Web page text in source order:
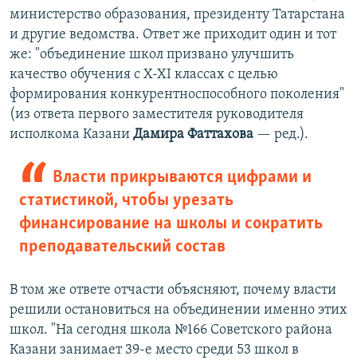
министерство образования, президенту Татарстана
и другие ведомства. Ответ же приходит один и тот
же: "объединение школ призвано улучшить
качество обучения с X-XI классах с целью
формирования конкурентноспособного поколения"
(из ответа первого заместителя руководителя
исполкома Казани Дамира Фаттахова — ред.).
Власти прикрываются цифрами и
статистикой, чтобы урезать
финансирование на школы и сократить
преподавательский состав
В том же ответе отчасти объясняют, почему власти
решили остановиться на объединении именно этих
школ. "На сегодня школа №166 Советского района
Казани занимает 39-е место среди 53 школ в